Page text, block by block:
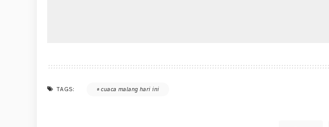
TAGS: cuaca malang hari ini